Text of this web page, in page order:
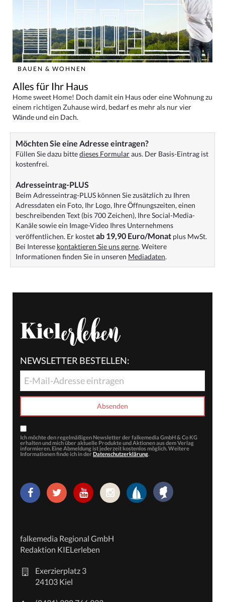
BAUEN & WOHNEN
Alles für Ihr Haus
Home sweet Home! Doch damit ein Haus oder eine Wohnung zu
einem richtigen Zuhause wird, bedarf es mehr als nur vier
Wände und ein Dach.
Möchten Sie eine Adresse eintragen?
Füllen Sie dazu bittedieses Formularaus. Der Basis-Eintrag ist
kostenfrei.
Adresseintrag-PLUS
Beim Adresseintrag-PLUS können Sie zusätzlich zu Ihren
Adressdaten ein Foto, Ihr Logo, Ihre Öffnungszeiten, einen
beschreibenden Text (bis 700 Zeichen), Ihre Social-Media-
Kanäle sowie ein Image-Video Ihres Unternehmens
veröffentlichen. Er kostetab 19,90 Euro/Monat plus MwSt.
Bei Interesse kontaktieren Sie uns gerne. Weitere
Informationen finden Sie in unseren Mediadaten.
NEWSLETTER BESTELLEN:
Ich möchte den regelmäßigen Newsletter der falkemedia GmbH & Co KG
erhalten und mich über aktuelle Produkte und Aktionen aus dem Verlag
informieren. Eine Abmeldung ist jederzeit kostenlos möglich. Weitere
Informationen finde ich in der Datenschutzerklärung.
falkemedia Regional GmbH
Redaktion KIELerleben
Exerzierplatz 3
24103 Kiel